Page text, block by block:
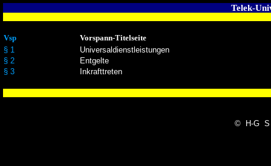
Telek-
Vsp
Vorspann-Titelseite
§ 1
§ 2
§ 3
Universaldienstleistungen
Entgelte
Inkrafttreten
© H-G S